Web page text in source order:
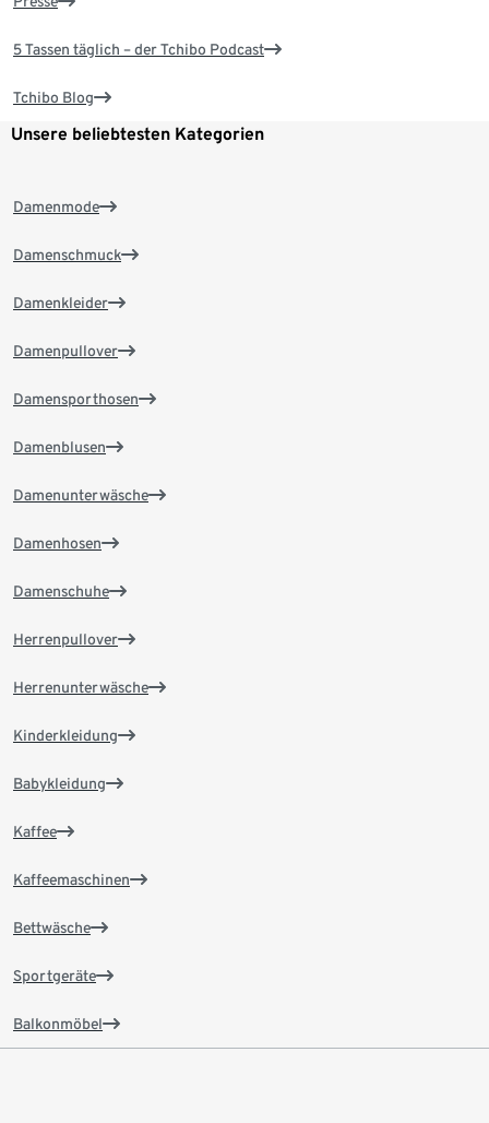
5 Tassen täglich – der Tchibo Podcast
Tchibo Blog
Unsere beliebtesten Kategorien
Damenmode
Damenschmuck
Damenkleider
Damenpullover
Damensporthosen
Damenblusen
Damenunterwäsche
Damenhosen
Damenschuhe
Herrenpullover
Herrenunterwäsche
Kinderkleidung
Babykleidung
Kaffee
Kaffeemaschinen
Bettwäsche
Sportgeräte
Balkonmöbel